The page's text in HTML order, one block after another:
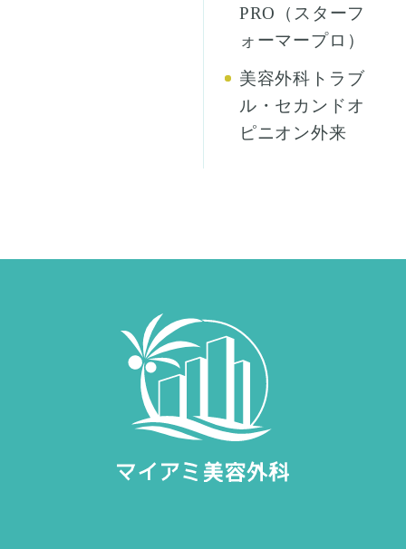
PRO（スターフ
ォーマープロ）
美容外科トラブ
ル・セカンドオ
ピニオン外来